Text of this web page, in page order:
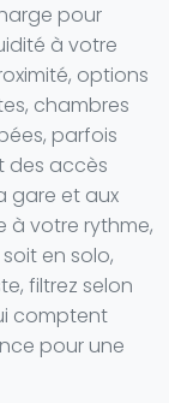
pour
à votre
options
chambres
parfois
des accès
gare et aux
à votre rythme,
en solo,
filtrez selon
comptent
pour une